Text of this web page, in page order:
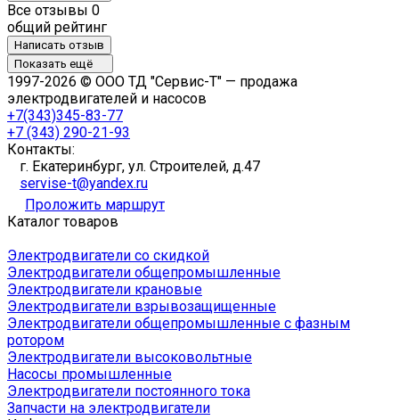
Все отзывы 0
общий рейтинг
Написать отзыв
Показать ещё
1997-2026 © ООО ТД "Сервис-Т" — продажа
электродвигателей и насосов
+7(343)345-83-77
+7 (343) 290-21-93
Контакты:
г. Екатеринбург, ул. Строителей, д.47
servise-t@yandex.ru
Проложить маршрут
Каталог товаров
Электродвигатели со скидкой
Электродвигатели общепромышленные
Электродвигатели крановые
Электродвигатели взрывозащищенные
Электродвигатели общепромышленные с фазным
ротором
Электродвигатели высоковольтные
Насосы промышленные
Электродвигатели постоянного тока
Запчасти на электродвигатели